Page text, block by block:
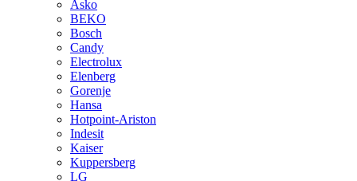
Asko
BEKO
Bosch
Candy
Electrolux
Elenberg
Gorenje
Hansa
Hotpoint-Ariston
Indesit
Kaiser
Kuppersberg
LG